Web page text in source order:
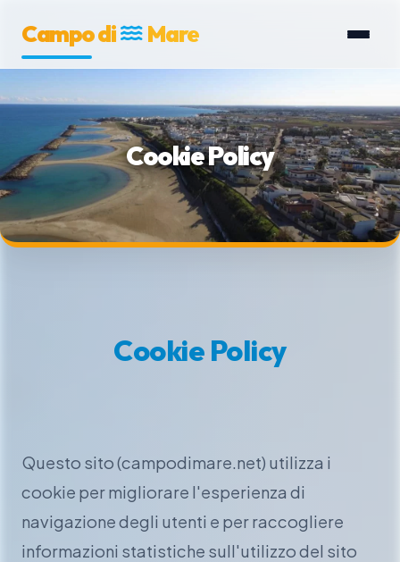
Campo di Mare
Cookie Policy
Cookie Policy
Questo sito (campodimare.net) utilizza i
cookie per migliorare l'esperienza di
navigazione degli utenti e per raccogliere
informazioni statistiche sull'utilizzo del sito